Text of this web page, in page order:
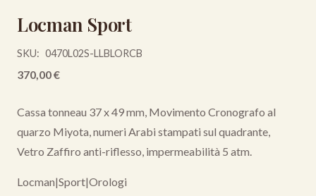
Locman Sport
SKU: 0470L02S-LLBLORCB
370,00€
Cassa tonneau 37 x 49 mm, Movimento Cronografo al
quarzo Miyota, numeri Arabi stampati sul quadrante,
Vetro Zaffiro anti-riflesso, impermeabilità 5 atm.
Locman|Sport|Orologi